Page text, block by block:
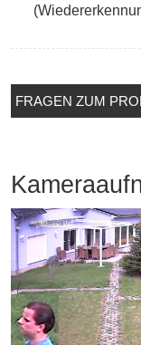
FRAGEN ZUM